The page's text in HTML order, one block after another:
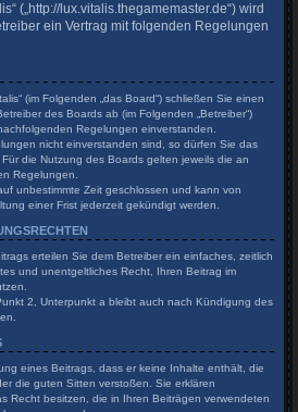
(„http://lux.vitalis.thegamemaster.de“) wird
ein Vertrag mit folgenden Regelungen
(im Folgenden „das Board“) schließen Sie einen
des Boards ab (im Folgenden „Betreiber“)
Regelungen einverstanden.
nicht einverstanden sind, so dürfen Sie das
die Nutzung des Boards gelten jeweils die an
Regelungen.
unbestimmte Zeit geschlossen und kann von
einer Frist jederzeit gekündigt werden.
erteilen Sie dem Betreiber ein einfaches, zeitlich
und unentgeltliches Recht, Ihren Beitrag im
2, Unterpunkt a bleibt auch nach Kündigung des
eines Beitrags, dass er keine Inhalte enthält, die
die guten Sitten verstoßen. Sie erklären
Recht besitzen, die in Ihren Beiträgen verwendeten